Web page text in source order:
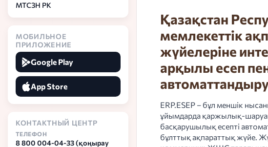
МТСЗН РК
МОБИЛЬНОЕ
ПРИЛОЖЕНИЕ
Google Play
App Store
КОНТАКТНЫЙ ЦЕНТР
ТЕЛЕФОН
8 800 004-04-33(қоңырау
Қазақстан
мемлекеттік
жүйелеріне
арқылы есеп
ERP.ESEP – бұл меншік
ұйымдарда қаржылық-
басқарушылық есепті
бұлттық ақпараттық жүйе.